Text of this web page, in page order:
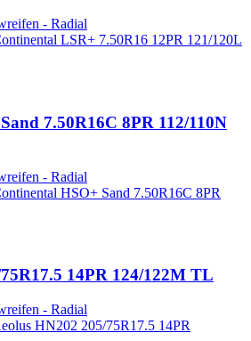
- Radial
7.50R16C 8PR 112/110N
- Radial
14PR 124/122M TL
- Radial